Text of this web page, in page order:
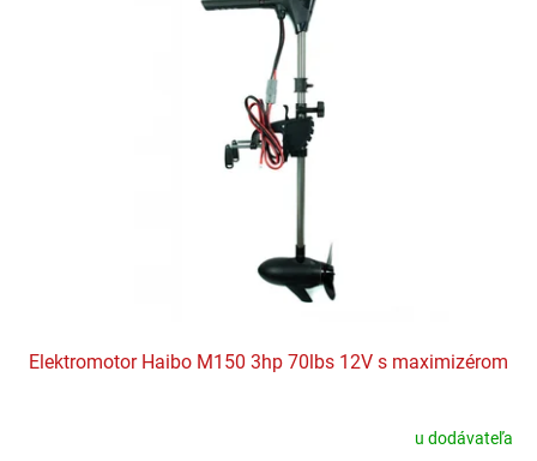
Elektromotor Haibo M150 3hp 70lbs 12V s maximizérom
u dodávateľa